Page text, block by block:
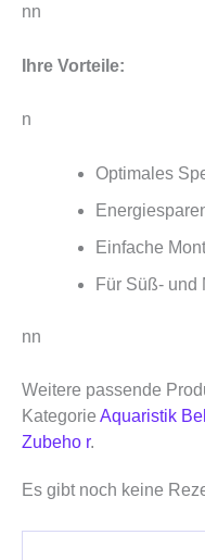
nn
Ihre Vorteile:
n
Optimales
Einfache
Für Süß- und
nn
Weitere passende
Kategorie Aquaristik
Zubeho r.
Es gibt noch keine